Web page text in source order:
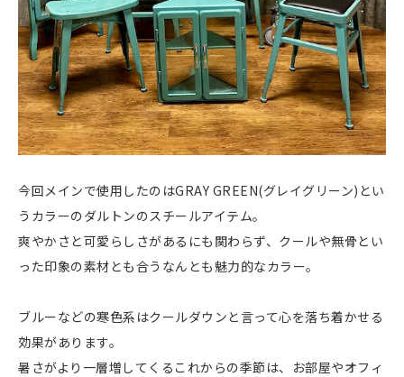
今回メインで使用したのはGRAY GREEN(グレイグリーン)とい
うカラーのダルトンのスチールアイテム。
爽やかさと可愛らしさがあるにも関わらず、クールや無骨とい
った印象の素材とも合うなんとも魅力的なカラー。
ブルーなどの寒色系はクールダウンと言って心を落ち着かせる
効果があります。
暑さがより一層増してくるこれからの季節は、お部屋やオフィ